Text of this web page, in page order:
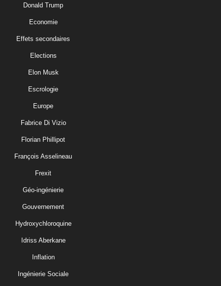
Donald Trump
Economie
Effets secondaires
Elections
Elon Musk
Escrologie
Europe
Fabrice Di Vizio
Florian Phillipot
François Asselineau
Frexit
Géo-ingénierie
Gouvernement
Hydroxychloroquine
Idriss Aberkane
Inflation
Ingénierie Sociale